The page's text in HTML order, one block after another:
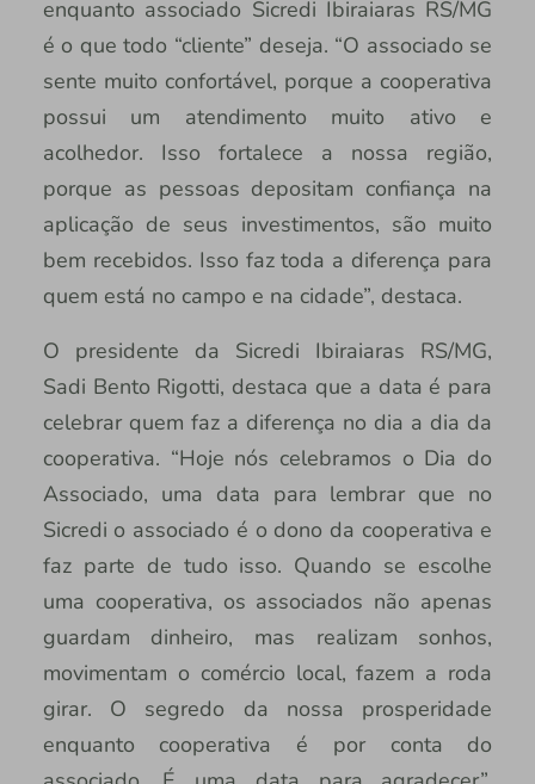
enquanto associado Sicredi Ibiraiaras RS/MG
é o que todo “cliente” deseja. “O associado se
sente muito confortável, porque a cooperativa
possui um atendimento muito ativo e
acolhedor. Isso fortalece a nossa região,
porque as pessoas depositam confiança na
aplicação de seus investimentos, são muito
bem recebidos. Isso faz toda a diferença para
quem está no campo e na cidade”, destaca.
O presidente da Sicredi Ibiraiaras RS/MG,
Sadi Bento Rigotti, destaca que a data é para
celebrar quem faz a diferença no dia a dia da
cooperativa. “Hoje nós celebramos o Dia do
Associado, uma data para lembrar que no
Sicredi o associado é o dono da cooperativa e
faz parte de tudo isso. Quando se escolhe
uma cooperativa, os associados não apenas
guardam dinheiro, mas realizam sonhos,
movimentam o comércio local, fazem a roda
girar. O segredo da nossa prosperidade
enquanto cooperativa é por conta do